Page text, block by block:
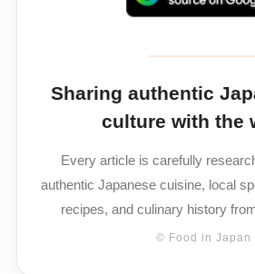
Sharing authentic
culture with the
Every article is carefully
authentic Japanese cuisine, local
recipes, and culinary history
© Food in Japan